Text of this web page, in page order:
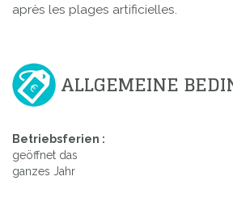
après les plages artificielles.
ALLGEMEINE
Betriebsferien :
geöffnet das
ganzes Jahr